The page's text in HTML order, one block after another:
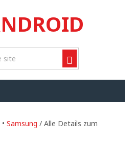
• Samsung / Alle Details zum